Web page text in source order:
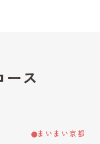
ース
まいまい京都